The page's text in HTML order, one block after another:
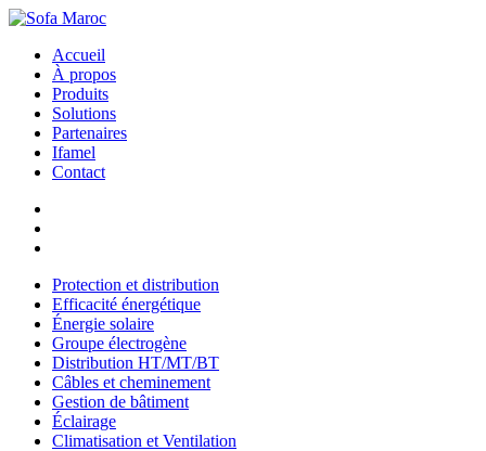
Accueil
À propos
Produits
Solutions
Partenaires
Ifamel
Contact
Protection et distribution
Efficacité énergétique
Énergie solaire
Groupe électrogène
Distribution HT/MT/BT
Câbles et cheminement
Gestion de bâtiment
Éclairage
Climatisation et Ventilation